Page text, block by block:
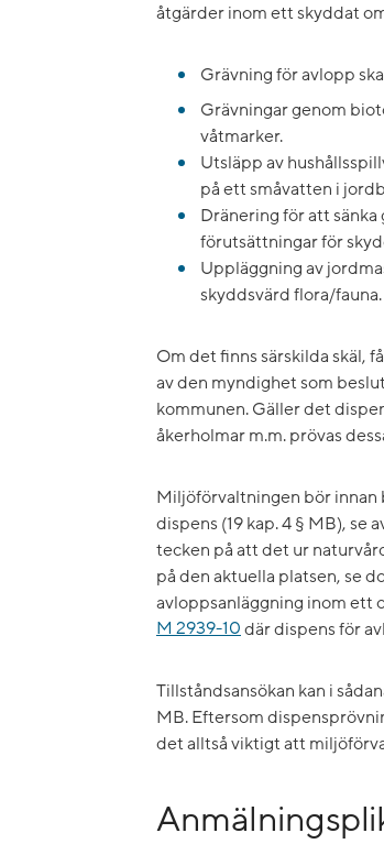
åtgärder inom ett skyddat
Grävning för avlopp
Grävningar genom
våtmarker.
Utsläpp av
på ett småvatten i
Dränering för att
förutsättningar för
Uppläggning av
skyddsvärd flora/fauna.
Om det finns särskilda skäl,
av den myndighet som
kommunen. Gäller det
åkerholmar m.m. prövas
Miljöförvaltningen bör innan
dispens (19 kap. 4 § MB), se
tecken på att det ur
på den aktuella platsen, se
avloppsanläggning inom ett
M 2939-10 där dispens för
Tillståndsansökan kan i
MB. Eftersom
det alltså viktigt att